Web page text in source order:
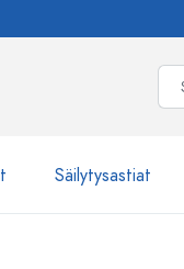
Säilytysastiat